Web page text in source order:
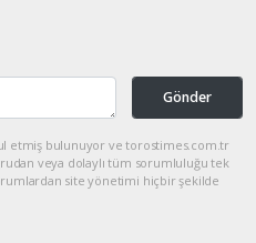
Gönder
etmiş bulunuyor ve torostimes.com.tr
veya dolaylı tüm sorumluluğu tek
site yönetimi hiçbir şekilde